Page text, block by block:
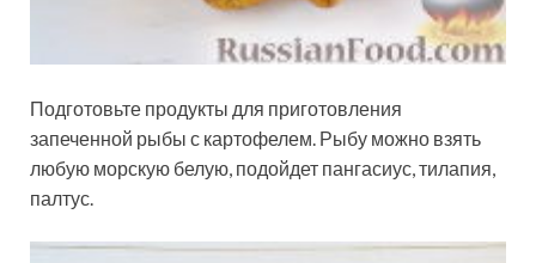
Подготовьте продукты для приготовления
запеченной рыбы с картофелем. Рыбу можно взять
любую морскую белую, подойдет пангасиус, тилапия,
палтус.